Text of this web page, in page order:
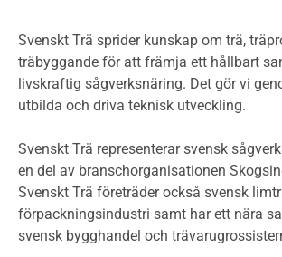
Miljödeklarationer och märkning
Termer och förkortningar
Planering
Klimatkalkylator hallar
Projektering av trähus - generellt
Byggsystem
Fasadsystem i skivmaterial
Bullerskärmar och andra
Svenskt Trä sprider kunskap om trä,
träbyggande för att främja ett hållbart
livskraftig sågverksnäring. Det gör vi
utbilda och driva teknisk utveckling.
Svenskt Trä representerar svensk
en del av branschorganisationen
Svenskt Trä företräder också svensk
förpackningsindustri samt har ett nära
svensk bygghandel och